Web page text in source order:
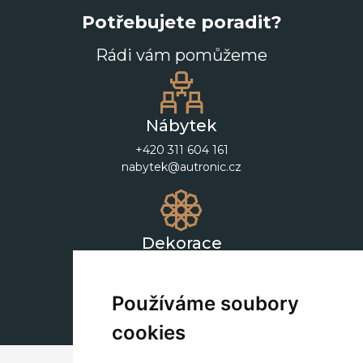
Používáme soubory
cookies
Potřebujete poradit?
Rádi vám pomůžeme
Nábytek
+420 311 604 161
nabytek@autronic.cz
Dekorace